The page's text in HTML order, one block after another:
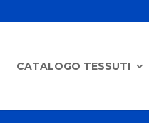
CATALOGO TESSUTI